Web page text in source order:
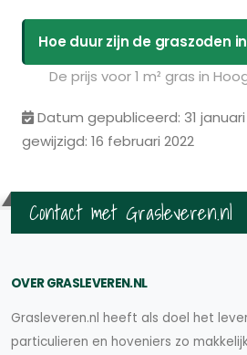
Hoe duur zijn de graszoden
Datum gepubliceerd: 31 januari
gewijzigd: 16 februari 2022
Contact met Grasleveren.nl
OVER GRASLEVEREN.NL
Grasleveren.nl heeft als doel het
particulieren en hoveniers zo